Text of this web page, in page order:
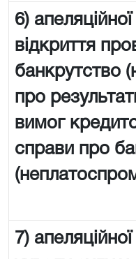
6)
відкриття
банкрутство
про
вимог
справи про
7)